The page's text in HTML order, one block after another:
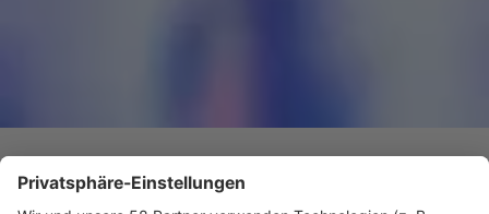
Tyga erfindet sich neu!